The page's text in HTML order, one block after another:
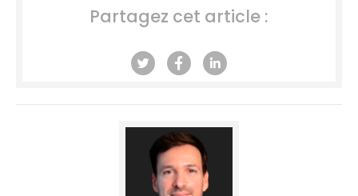
Partagez cet article :